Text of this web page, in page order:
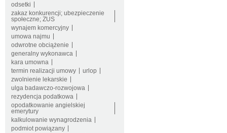
odsetki
zakaz konkurencji; ubezpieczenie
społeczne; ZUS
wynajem komercyjny
umowa najmu
odwrotne obciążenie
generalny wykonawca
kara umowna
termin realizacji umowy
urlop
zwolnienie lekarskie
ulga badawczo-rozwojowa
rezydencja podatkowa
opodatkowanie angielskiej
emerytury
kalkulowanie wynagrodzenia
podmiot powiązany